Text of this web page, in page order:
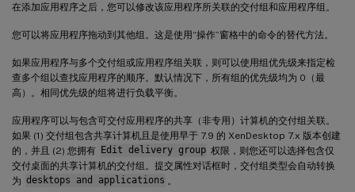
在添加应用程序之后，您可以修改该应用程序所关联的交付组和应用程序组。
您可以将应用程序拖动到其他组。这是使用“操作”窗格中的命令的替代方法。
如果应用程序与多个交付组或应用程序组关联，则可以使用组优先级来指定检
查多个组以查找应用程序的顺序。默认情况下，所有组的优先级均为 0（最
高）。相同优先级的组将进行负载平衡。
应用程序可以与包含可交付应用程序的共享（非专用）计算机的交付组关联。
如果 (1) 交付组包含共享计算机且是使用早于 7.9 的 XenDesktop 7.x 版本创建
的，并且 (2) 您拥有 Edit delivery group 权限，则您还可以选择包含仅
交付桌面的共享计算机的交付组。提交属性对话框时，交付组类型会自动转换
为 desktops and applications 。